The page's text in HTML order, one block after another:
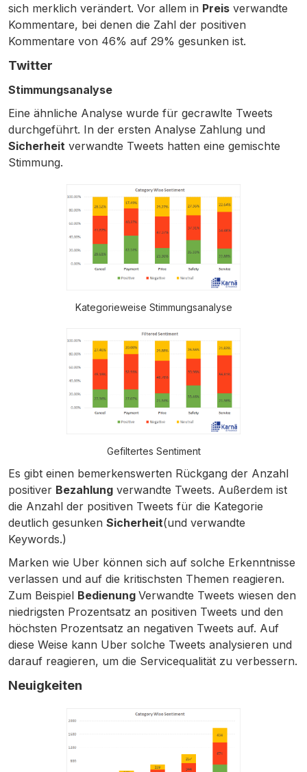
sich merklich verändert. Vor allem in Preis verwandte
Kommentare, bei denen die Zahl der positiven
Kommentare von 46% auf 29% gesunken ist.
Twitter
Stimmungsanalyse
Eine ähnliche Analyse wurde für gecrawlte Tweets
durchgeführt. In der ersten Analyse Zahlung und
Sicherheit verwandte Tweets hatten eine gemischte
Stimmung.
Kategorieweise Stimmungsanalyse
Gefiltertes Sentiment
Es gibt einen bemerkenswerten Rückgang der Anzahl
positiver Bezahlung verwandte Tweets. Außerdem ist
die Anzahl der positiven Tweets für die Kategorie
deutlich gesunken Sicherheit(und verwandte
Keywords.)
Marken wie Uber können sich auf solche Erkenntnisse
verlassen und auf die kritischsten Themen reagieren.
Zum Beispiel Bedienung Verwandte Tweets wiesen den
niedrigsten Prozentsatz an positiven Tweets und den
höchsten Prozentsatz an negativen Tweets auf. Auf
diese Weise kann Uber solche Tweets analysieren und
darauf reagieren, um die Servicequalität zu verbessern.
Neuigkeiten